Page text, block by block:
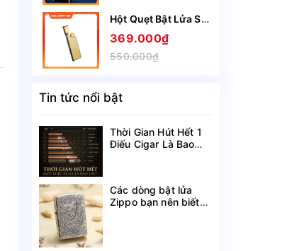
Hột Quẹt Bật Lửa Sạc Điện Honest BCZ4075 Siêu Mỏng Sạc Nhanh Chỉ Trong 5 Phút - Nhiều Màu
369.000₫
550.000₫
Tin tức nổi bật
Thời Gian Hút Hết 1
Điếu Cigar Là Bao
Các dòng bật lửa
Zippo bạn nên biết